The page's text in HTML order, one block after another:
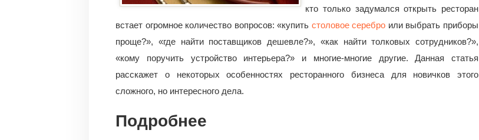
кто только задумался открыть ресторан
встает огромное количество вопросов: «купить столовое серебро или выбрать приборы
проще?», «где найти поставщиков дешевле?», «как найти толковых сотрудников?»,
«кому поручить устройство интерьера?» и многие-многие другие. Данная статья
расскажет о некоторых особенностях ресторанного бизнеса для новичков этого
сложного, но интересного дела.
Подробнее